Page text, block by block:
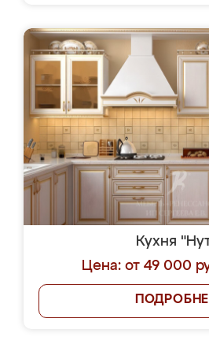
Кухня
Цена: от 49 000